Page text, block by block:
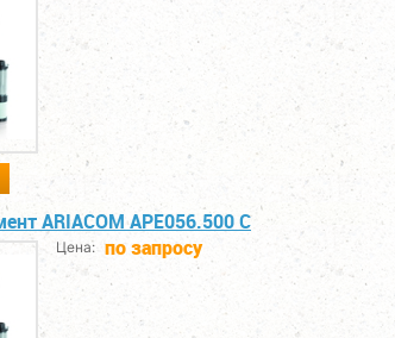
ARIACOM APE056.500 C
Цена: по запросу